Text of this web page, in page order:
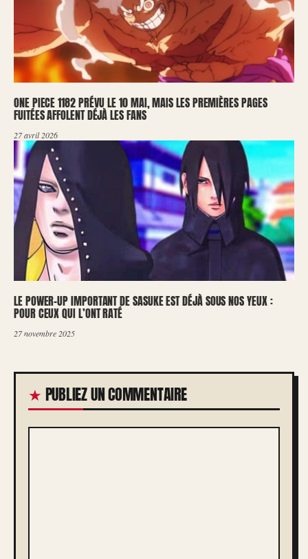
ONE PIECE 1182 PRÉVU LE 10 MAI, MAIS LES PREMIÈRES PAGES
FUITÉES AFFOLENT DÉJÀ LES FANS
27 avril 2026
LE POWER-UP IMPORTANT DE SASUKE EST DÉJÀ SOUS NOS YEUX :
POUR CEUX QUI L’ONT RATÉ
27 novembre 2025
PUBLIEZ UN COMMENTAIRE
COMMENTAIRE